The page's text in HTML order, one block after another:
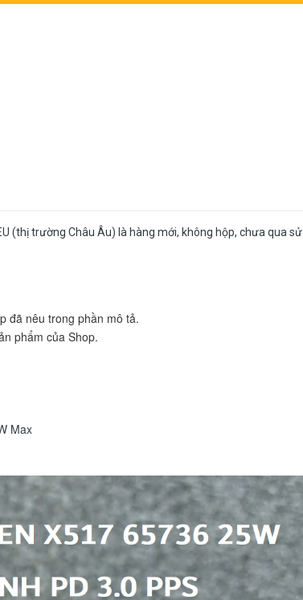
(thị trường Châu Âu) là hàng mới, không hộp, chưa qua sử
đã nêu trong phần mô tả.
phẩm của Shop.
Max